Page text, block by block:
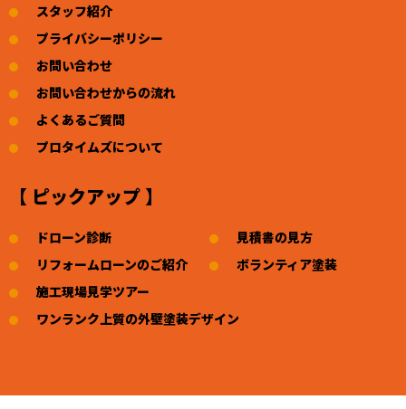
スタッフ紹介
プライバシーポリシー
お問い合わせ
お問い合わせからの流れ
よくあるご質問
プロタイムズについて
【 ピックアップ 】
ドローン診断
リフォームローンのご紹介
見積書の見方
ボランティア塗装
施工現場見学ツアー
ワンランク上質の外壁塗装デザイン